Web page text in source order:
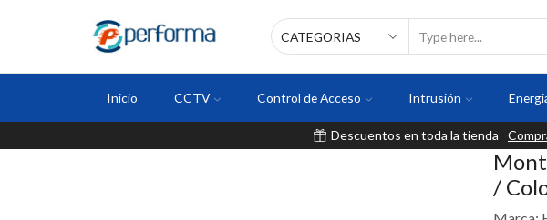
Inicio CCTV Control de Acceso Intrusión
Descuentos en toda la tienda
/